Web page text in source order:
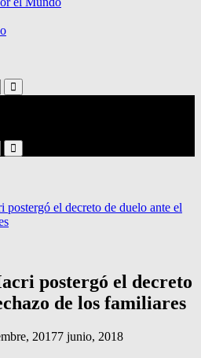
Search
Search
el decreto de duelo ante el
postergó el decreto
de los familiares
20177 junio, 2018